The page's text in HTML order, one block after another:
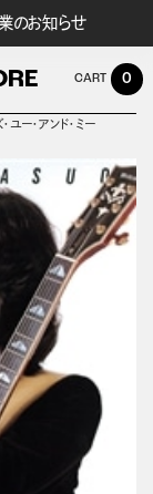
のお知らせ
0
ユー・アンド・ミー